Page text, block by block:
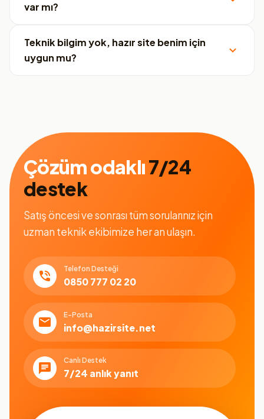
var mı?
Teknik bilgim yok, hazır site benim için
uygun mu?
Çözüm odaklı7/24
destek
Satış öncesi ve sonrası tüm sorularınız için
uzman teknik ekibimize her an ulaşın.
Telefon Desteği
0850 777 02 20
E-Posta
info@hazirsite.net
Canlı Destek
7/24 anlık yanıt